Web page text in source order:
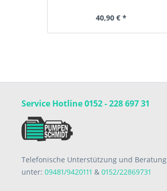
40,90 € *
Service Hotline 0152 - 228 697 31
Telefonische Unterstützung und Beratung
unter: 09481/9420111 & 0152/22869731